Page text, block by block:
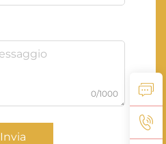
0/1000
Invia